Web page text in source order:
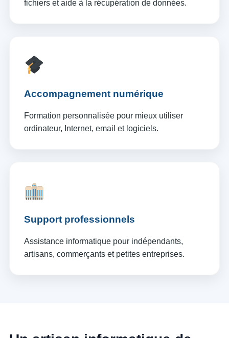
fichiers et aide à la récupération de données.
Accompagnement numérique
Formation personnalisée pour mieux utiliser
ordinateur, Internet, email et logiciels.
Support professionnels
Assistance informatique pour indépendants,
artisans, commerçants et petites entreprises.